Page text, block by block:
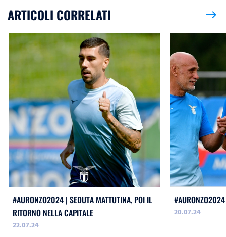
ARTICOLI CORRELATI east
#AURONZO2024 | SEDUTA MATTUTINA, POI IL
RITORNO NELLA CAPITALE
22.07.24
20.07.24